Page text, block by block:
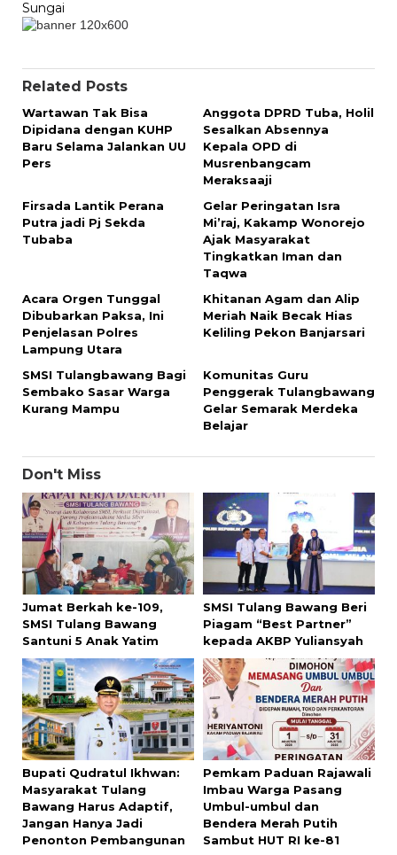
Sungai
Related Posts
Wartawan Tak Bisa
Dipidana dengan KUHP
Baru Selama Jalankan UU
Pers
Anggota DPRD Tuba, Holil
Sesalkan Absennya
Kepala OPD di
Musrenbangcam
Meraksaaji
Firsada Lantik Perana
Putra jadi Pj Sekda
Tubaba
Gelar Peringatan Isra
Mi’raj, Kakamp Wonorejo
Ajak Masyarakat
Tingkatkan Iman dan
Taqwa
Acara Orgen Tunggal
Dibubarkan Paksa, Ini
Penjelasan Polres
Lampung Utara
Khitanan Agam dan Alip
Meriah Naik Becak Hias
Keliling Pekon Banjarsari
SMSI Tulangbawang Bagi
Sembako Sasar Warga
Kurang Mampu
Komunitas Guru
Penggerak Tulangbawang
Gelar Semarak Merdeka
Belajar
Don't Miss
Jumat Berkah ke-109,
SMSI Tulang Bawang
Santuni 5 Anak Yatim
SMSI Tulang Bawang Beri
Piagam “Best Partner”
kepada AKBP Yuliansyah
Bupati Qudratul Ikhwan:
Masyarakat Tulang
Bawang Harus Adaptif,
Jangan Hanya Jadi
Penonton Pembangunan
Pemkam Paduan Rajawali
Imbau Warga Pasang
Umbul-umbul dan
Bendera Merah Putih
Sambut HUT RI ke-81